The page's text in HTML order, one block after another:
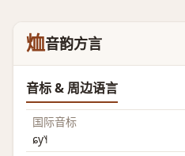
烅音韵方言
音标 & 周边语言
国际音标
ɕy˥˧